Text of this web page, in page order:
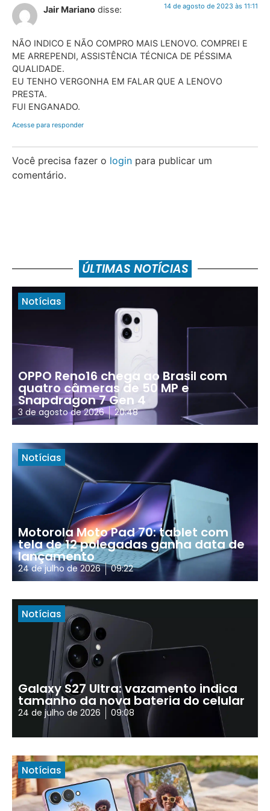
Jair Mariano disse: 14 de agosto de 2023 às 11:11
NÃO INDICO E NÃO COMPRO MAIS LENOVO. COMPREI E
ME ARREPENDI, ASSISTÊNCIA TÉCNICA DE PÉSSIMA
QUALIDADE.
EU TENHO VERGONHA EM FALAR QUE A LENOVO
PRESTA.
FUI ENGANADO.
Acesse para responder
Você precisa fazer o login para publicar um
comentário.
ÚLTIMAS NOTÍCIAS
Notícias
OPPO Reno16 chega ao Brasil com
quatro câmeras de 50 MP e
Snapdragon 7 Gen 4
3 de agosto de 2026 20:48
Notícias
Motorola Moto Pad 70: tablet com
tela de 12 polegadas ganha data de
lançamento
24 de julho de 2026 09:22
Notícias
Galaxy S27 Ultra: vazamento indica
tamanho da nova bateria do celular
24 de julho de 2026 09:08
Notícias